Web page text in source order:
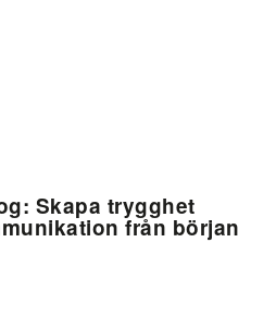
Skapa trygghet
från början